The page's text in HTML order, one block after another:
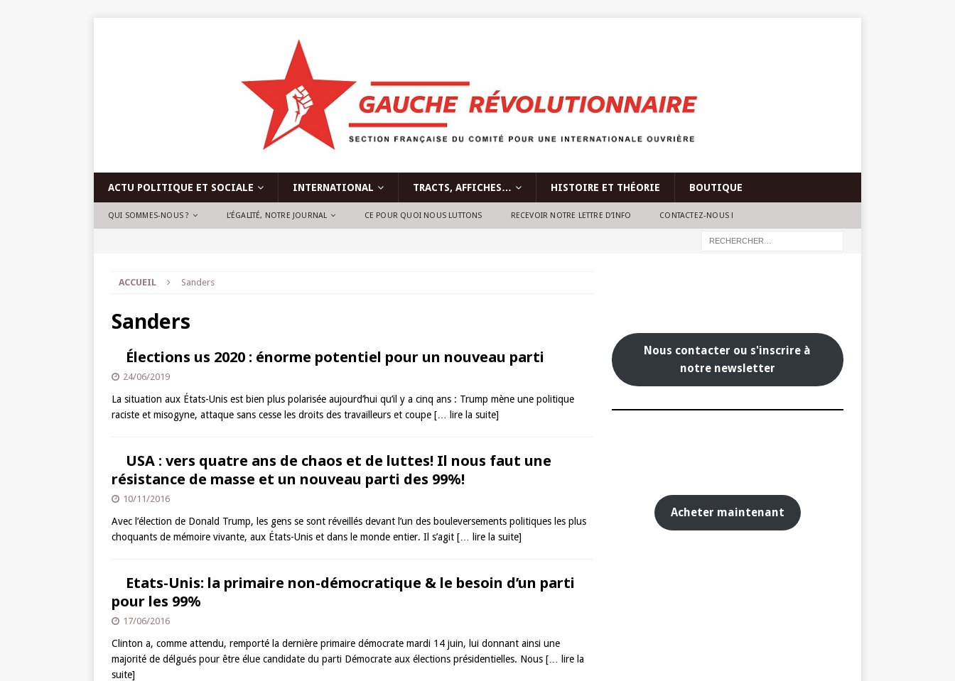
ACTU POLITIQUE ET SOCIALE INTERNATIONAL TRACTS, AFFICHES… HISTOIRE ET THÉORIE BOUTIQUE
QUI SOMMES-NOUS ? L’ÉGALITÉ, NOTRE JOURNAL CE POUR QUOI NOUS LUTTONS RECEVOIR NOTRE LETTRE D’INFO CONTACTEZ-NOUS !
ACCUEIL Sanders
Sanders
Élections us 2020 : énorme potentiel pour un nouveau parti
24/06/2019
La situation aux États-Unis est bien plus polarisée aujourd’hui qu’il y a cinq ans : Trump mène une politique
raciste et misogyne, attaque sans cesse les droits des travailleurs et coupe [… lire la suite]
USA : vers quatre ans de chaos et de luttes! Il nous faut une
résistance de masse et un nouveau parti des 99%!
10/11/2016
Avec l’élection de Donald Trump, les gens se sont réveillés devant l’un des bouleversements politiques les plus
choquants de mémoire vivante, aux États-Unis et dans le monde entier. Il s’agit [… lire la suite]
Etats-Unis: la primaire non-démocratique & le besoin d’un parti
pour les 99%
17/06/2016
Clinton a, comme attendu, remporté la dernière primaire démocrate mardi 14 juin, lui donnant ainsi une
majorité de délgués pour être élue candidate du parti Démocrate aux élections présidentielles. Nous [… lire la
suite]
Nous contacter ou s'inscrire à
notre newsletter
Acheter maintenant